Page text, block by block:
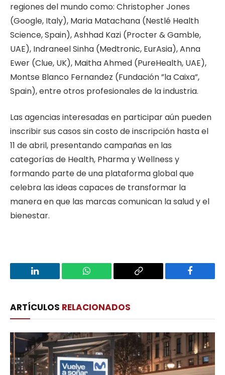
regiones del mundo como: Christopher Jones
(Google, Italy), Maria Matachana (Nestlé Health
Science, Spain), Ashhad Kazi (Procter & Gamble,
UAE), Indraneel Sinha (Medtronic, EurAsia), Anna
Ewer (Clue, UK), Maitha Ahmed (PureHealth, UAE),
Montse Blanco Fernandez (Fundación ”la Caixa”,
Spain), entre otros profesionales de la industria.
Las agencias interesadas en participar aún pueden
inscribir sus casos sin costo de inscripción hasta el
11 de abril, presentando campañas en las
categorías de Health, Pharma y Wellness y
formando parte de una plataforma global que
celebra las ideas capaces de transformar la
manera en que las marcas comunican la salud y el
bienestar.
LinkedIn WhatsApp
Copy
Facebook
ARTÍCULOS RELACIONADOS